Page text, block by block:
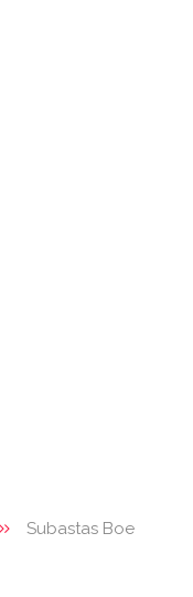
Subastas Boe